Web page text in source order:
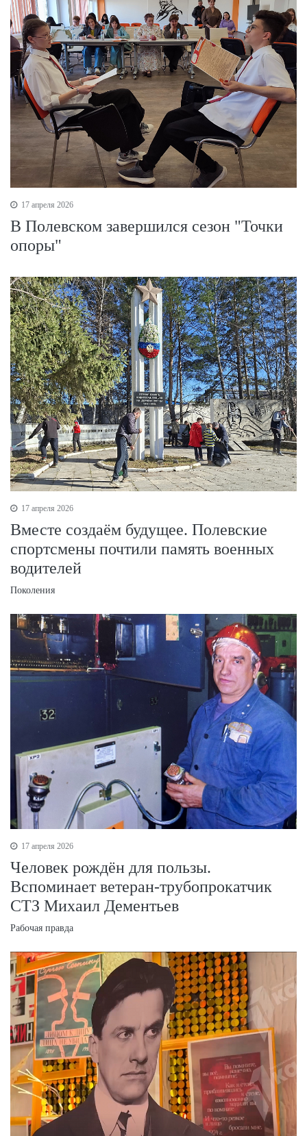
17 апреля 2026
В Полевском завершился сезон "Точки
опоры"
17 апреля 2026
Вместе создаём будущее. Полевские
спортсмены почтили память военных
водителей
Поколения
17 апреля 2026
Человек рождён для пользы.
Вспоминает ветеран-трубопрокатчик
СТЗ Михаил Дементьев
Рабочая правда